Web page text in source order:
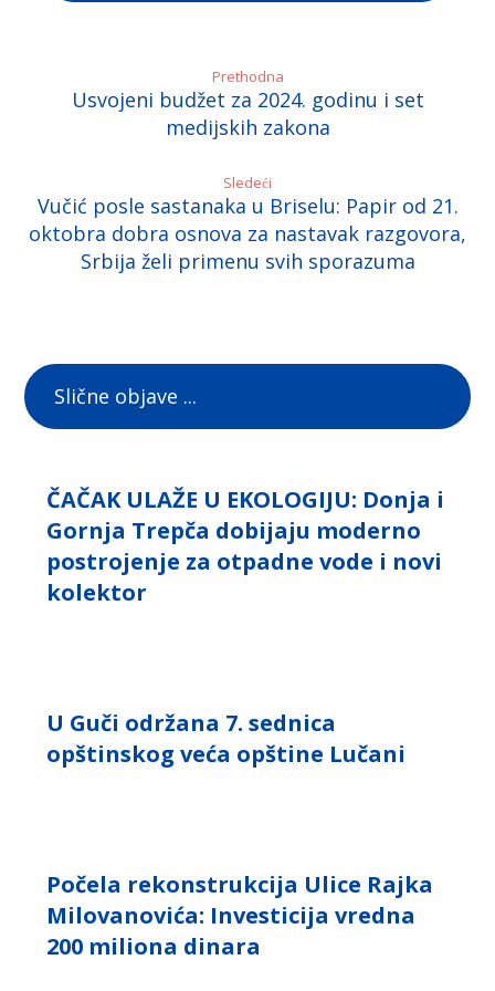
Prethodna
Usvojeni budžet za 2024. godinu i set
medijskih zakona
Sledeći
Vučić posle sastanaka u Briselu: Papir od 21.
oktobra dobra osnova za nastavak razgovora,
Srbija želi primenu svih sporazuma
Slične objave ...
ČAČAK ULAŽE U EKOLOGIJU: Donja i
Gornja Trepča dobijaju moderno
postrojenje za otpadne vode i novi
kolektor
U Guči održana 7. sednica
opštinskog veća opštine Lučani
Počela rekonstrukcija Ulice Rajka
Milovanovića: Investicija vredna
200 miliona dinara